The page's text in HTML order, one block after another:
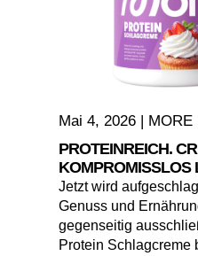
PROTEINREICH.
KOMPROMISSLOS
Mai 4, 2026| MORE
Jetzt wird
Genuss und
gegenseitig
Protein Schlagcreme